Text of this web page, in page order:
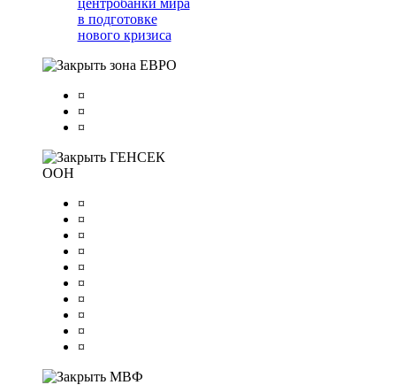
центробанки мира
в подготовке
нового кризиса
зона ЕВРО
¤
¤
¤
ГЕНСЕК
ООН
¤
¤
¤
¤
¤
¤
¤
¤
¤
¤
МВФ